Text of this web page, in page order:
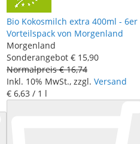
Bio Kokosmilch extra 400ml - 6er
Vorteilspack von Morgenland
Morgenland
Sonderangebot € 15,90
Normalpreis € 16,74
Inkl. 10% MwSt., zzgl. Versand
€ 6,63 / 1 l